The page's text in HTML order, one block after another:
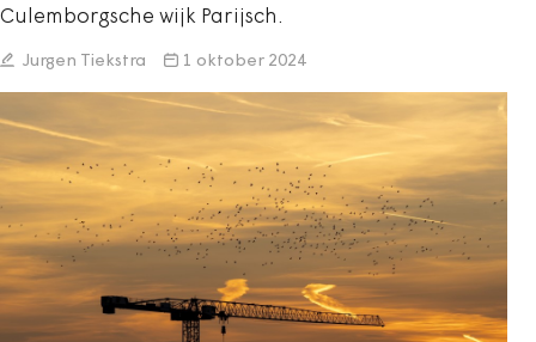
Culemborgsche wijk Parijsch.
Jurgen Tiekstra 1 oktober 2024